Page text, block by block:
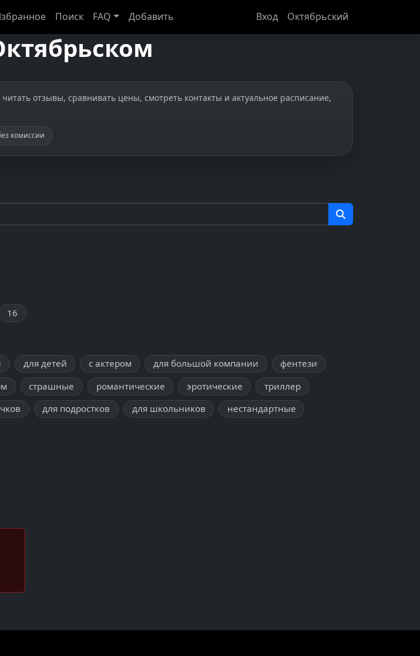
Поиск FAQ Добавить Вход Октябрьский
отзывы, сравнивать цены, смотреть контакты и актуальное расписание,
комиссии
16
для детей с актером для большой компании
фентези
страшные романтические эротические
триллер
для подростков для школьников
нестандартные